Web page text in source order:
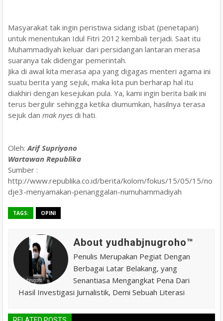
Masyarakat tak ingin peristiwa sidang isbat (penetapan)
untuk menentukan Idul Fitri 2012 kembali terjadi. Saat itu
Muhammadiyah keluar dari persidangan lantaran merasa
suaranya tak didengar pemerintah.
Jika di awal kita merasa apa yang digagas menteri agama ini
suatu berita yang sejuk, maka kita pun berharap hal itu
diakhiri dengan kesejukan pula. Ya, kami ingin berita baik ini
terus bergulir sehingga ketika diumumkan, hasilnya terasa
sejuk dan mak nyes di hati.
Oleh: Arif Supriyono
Wartawan Republika
Sumber :
http://www.republika.co.id/berita/kolom/fokus/15/05/15/no
dje3-menyamakan-penanggalan-numuhammadiyah
TAGS: OPINI
About yudhabjnugroho™️
Penulis Merupakan Pegiat Dengan
Berbagai Latar Belakang, yang
Senantiasa Mengangkat Pena Dari
Hasil Investigasi Jurnalistik, Demi Sebuah Literasi